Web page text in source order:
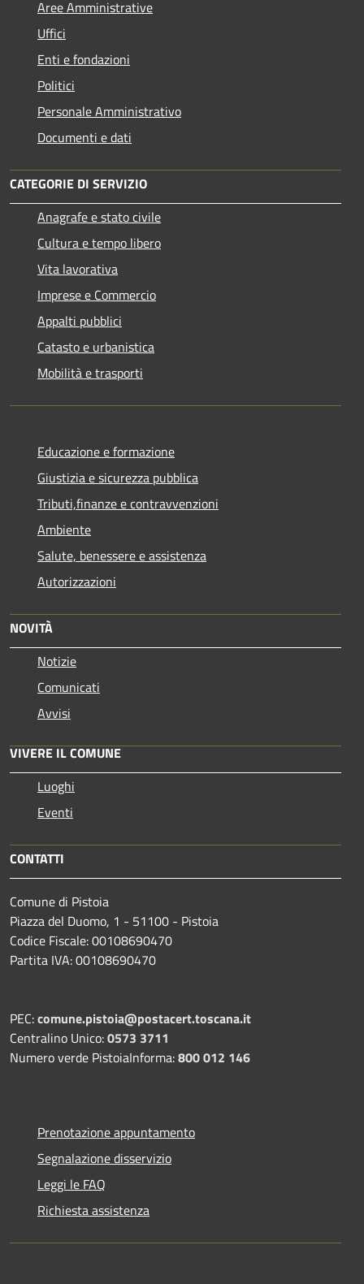
Aree Amministrative
Uffici
Enti e fondazioni
Politici
Personale Amministrativo
Documenti e dati
CATEGORIE DI SERVIZIO
Anagrafe e stato civile
Cultura e tempo libero
Vita lavorativa
Imprese e Commercio
Appalti pubblici
Catasto e urbanistica
Mobilità e trasporti
Educazione e formazione
Giustizia e sicurezza pubblica
Tributi,finanze e contravvenzioni
Ambiente
Salute, benessere e assistenza
Autorizzazioni
NOVITÀ
Notizie
Comunicati
Avvisi
VIVERE IL COMUNE
Luoghi
Eventi
CONTATTI
Comune di Pistoia
Piazza del Duomo, 1 - 51100 - Pistoia
Codice Fiscale: 00108690470
Partita IVA: 00108690470
PEC:comune.pistoia@postacert.toscana.it
Centralino Unico:0573 3711
Numero verde PistoiaInforma:800 012 146
Prenotazione appuntamento
Segnalazione disservizio
Leggi le FAQ
Richiesta assistenza